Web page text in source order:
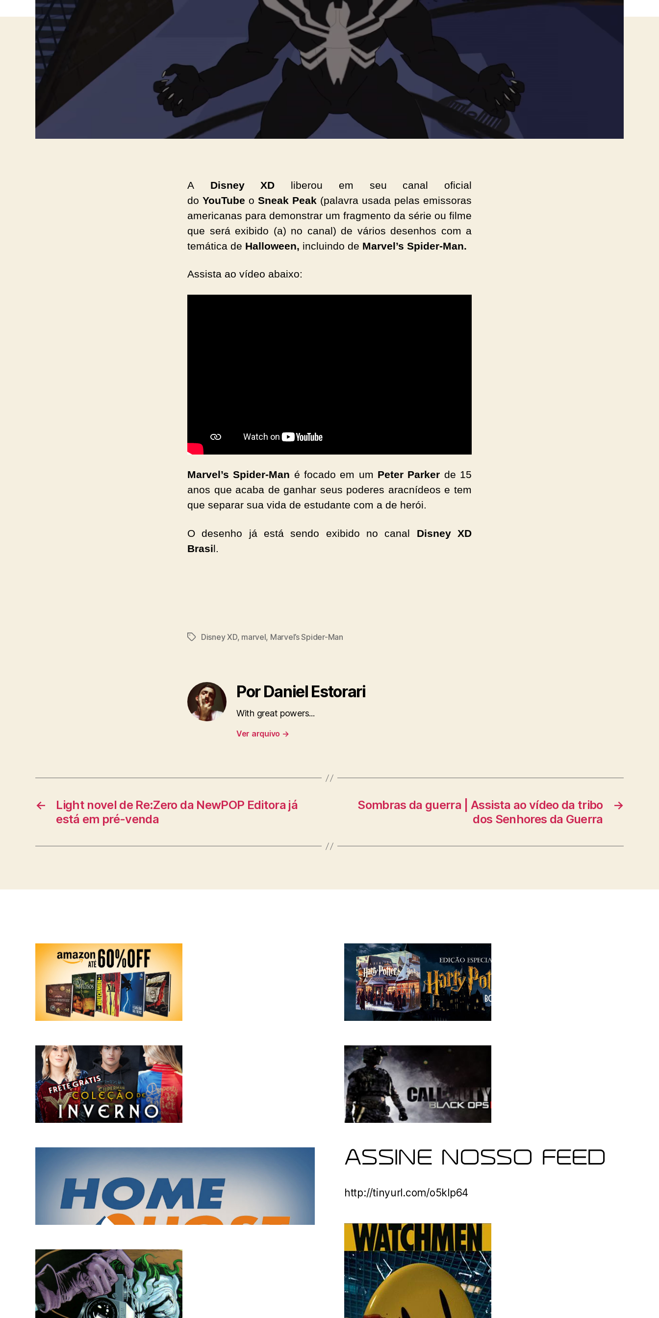
A Disney XD liberou em seu canal oficial
do YouTube o Sneak Peak (palavra usada pelas emissoras
americanas para demonstrar um fragmento da série ou filme
que será exibido (a) no canal) de vários desenhos com a
temática de Halloween, incluindo de Marvel’s Spider-Man.
Assista ao vídeo abaixo:
Marvel’s Spider-Man é focado em um Peter Parker de 15
anos que acaba de ganhar seus poderes aracnídeos e tem
que separar sua vida de estudante com a de herói.
O desenho já está sendo exibido no canal Disney XD
Brasil.
TagsDisney XD, marvel, Marvel’s Spider-Man
Por Daniel Estorari
With great powers...
Ver arquivo →
←
Light novel de Re:Zero da NewPOP Editora já
está em pré-venda
→
Sombras da guerra | Assista ao vídeo da tribo
dos Senhores da Guerra
ASSINE NOSSO FEED
http://tinyurl.com/o5klp64